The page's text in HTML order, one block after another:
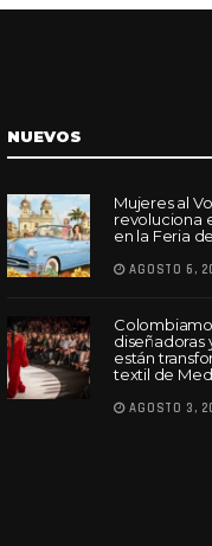
NUEVOS
Mujeres al
revoluciona
en la Feria
AGOSTO 6,
diseñadoras
están
textil de
AGOSTO 3,